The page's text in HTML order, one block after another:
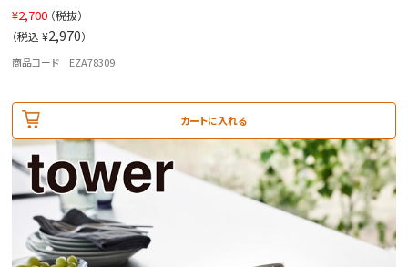
¥2,700 （税抜）
（税込 ¥2,970）
商品コード EZA78309
カートに入れる